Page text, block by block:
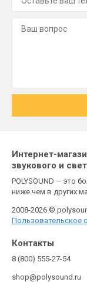
Интернет-
звукового и
POLYSOUND — это
ниже чем в других
2008-2026 ©
Пользовательское
Контакты
8 (800) 555-27-54
shop@polysound.ru